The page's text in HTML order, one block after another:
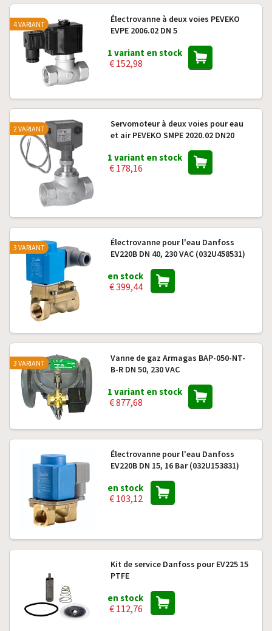
Électrovanne à deux voies PEVEKO
EVPE 2006.02 DN 5
1 variant en stock
€ 152,98
4 VARIANT
Servomoteur à deux voies pour eau
et air PEVEKO SMPE 2020.02 DN20
1 variant en stock
€ 178,16
2 VARIANT
Électrovanne pour l'eau Danfoss
EV220B DN 40, 230 VAC (032U458531)
en stock
€ 399,44
3 VARIANT
Vanne de gaz Armagas BAP-050-NT-
B-R DN 50, 230 VAC
1 variant en stock
€ 877,68
3 VARIANT
Électrovanne pour l'eau Danfoss
EV220B DN 15, 16 Bar (032U153831)
en stock
€ 103,12
Kit de service Danfoss pour EV225 15
PTFE
en stock
€ 112,76